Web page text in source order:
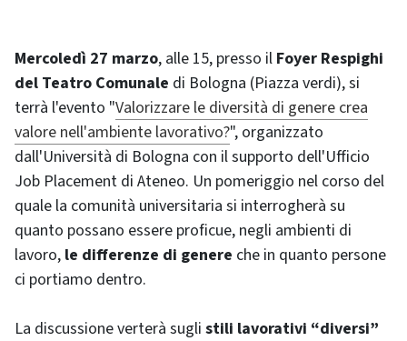
Mercoledì 27 marzo, alle 15, presso il Foyer Respighi
del Teatro Comunale di Bologna (Piazza verdi), si
terrà l'evento "Valorizzare le diversità di genere crea
valore nell'ambiente lavorativo?", organizzato
dall'Università di Bologna con il supporto dell'Ufficio
Job Placement di Ateneo. Un pomeriggio nel corso del
quale la comunità universitaria si interrogherà su
quanto possano essere proficue, negli ambienti di
lavoro, le differenze di genere che in quanto persone
ci portiamo dentro.
La discussione verterà sugli stili lavorativi “diversi”